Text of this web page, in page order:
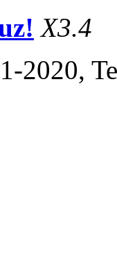
X3.4
2020,